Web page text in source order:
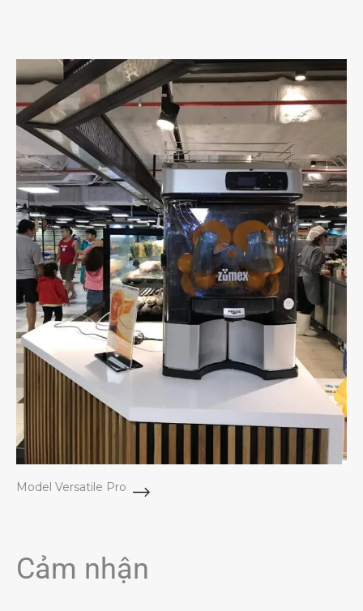
Model Versatile Pro
Cảm nhận